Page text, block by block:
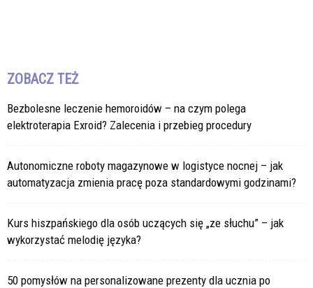
ZOBACZ TEŻ
Bezbolesne leczenie hemoroidów – na czym polega
elektroterapia Exroid? Zalecenia i przebieg procedury
Autonomiczne roboty magazynowe w logistyce nocnej – jak
automatyzacja zmienia pracę poza standardowymi godzinami?
Kurs hiszpańskiego dla osób uczących się „ze słuchu” – jak
wykorzystać melodię języka?
50 pomysłów na personalizowane prezenty dla ucznia po